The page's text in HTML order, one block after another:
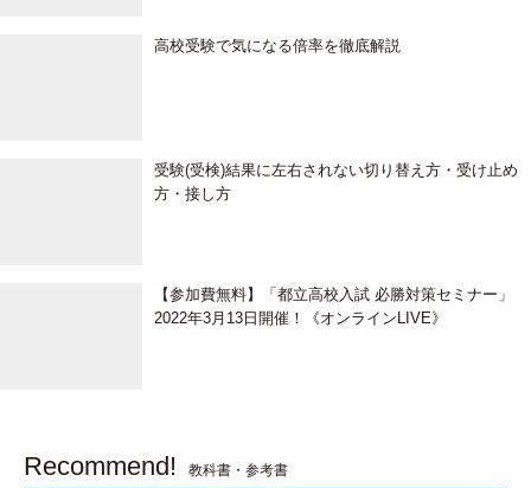
高校受験で気になる倍率を徹底解説
受験(受検)結果に左右されない切り替え方・受け止め
方・接し方
【参加費無料】「都立高校入試 必勝対策セミナー」
2022年3月13日開催！《オンラインLIVE》
Recommend! 教科書・参考書